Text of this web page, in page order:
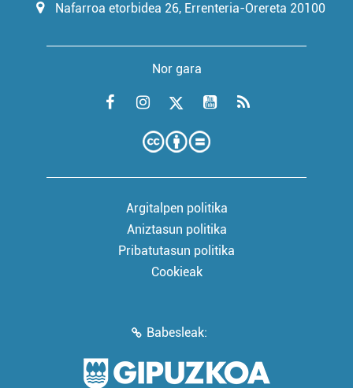
Nafarroa etorbidea 26, Errenteria-Orereta 20100
Nor gara
Argitalpen politika
Aniztasun politika
Pribatutasun politika
Cookieak
Babesleak: